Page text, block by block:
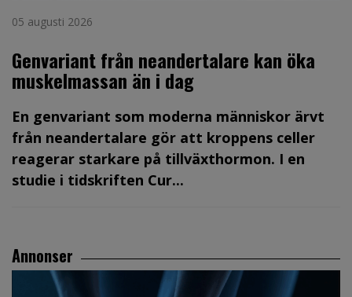
05 augusti 2026
Genvariant från neandertalare kan öka
muskelmassan än i dag
En genvariant som moderna människor ärvt
från neandertalare gör att kroppens celler
reagerar starkare på tillväxthormon. I en
studie i tidskriften Cur...
Annonser